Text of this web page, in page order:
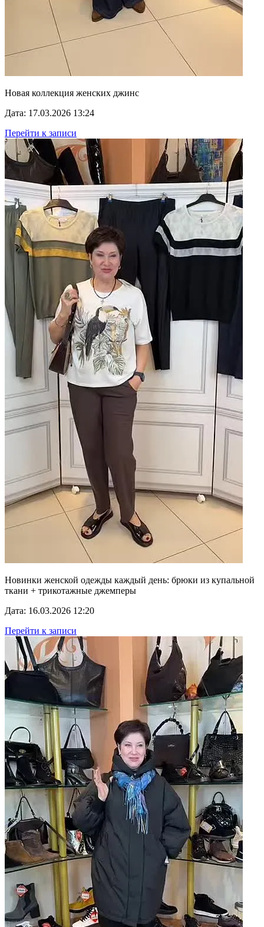
Новая коллекция женских джинс
Дата: 17.03.2026 13:24
Перейти к записи
Новинки женской одежды каждый день: брюки из купальной
ткани + трикотажные джемперы
Дата: 16.03.2026 12:20
Перейти к записи